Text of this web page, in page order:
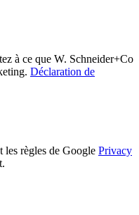
à ce que W. Schneider+Co
Déclaration de
les règles de Google Privacy